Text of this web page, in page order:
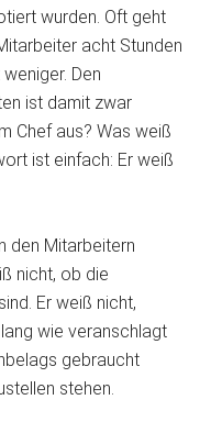
wurden. Oft geht
acht Stunden
Den
ist damit zwar
Chef aus? Was weiß
ist einfach: Er weiß
den Mitarbeitern
nicht, ob die
Er weiß nicht,
wie veranschlagt
gebraucht
stehen.